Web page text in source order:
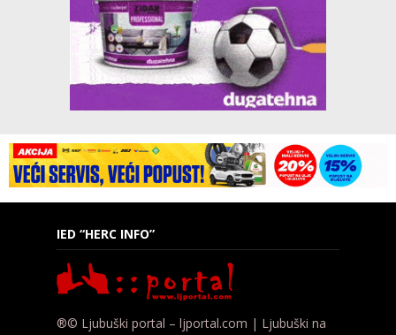
IED “HERC INFO”
®© Ljubuški portal – ljportal.com | Ljubuški na